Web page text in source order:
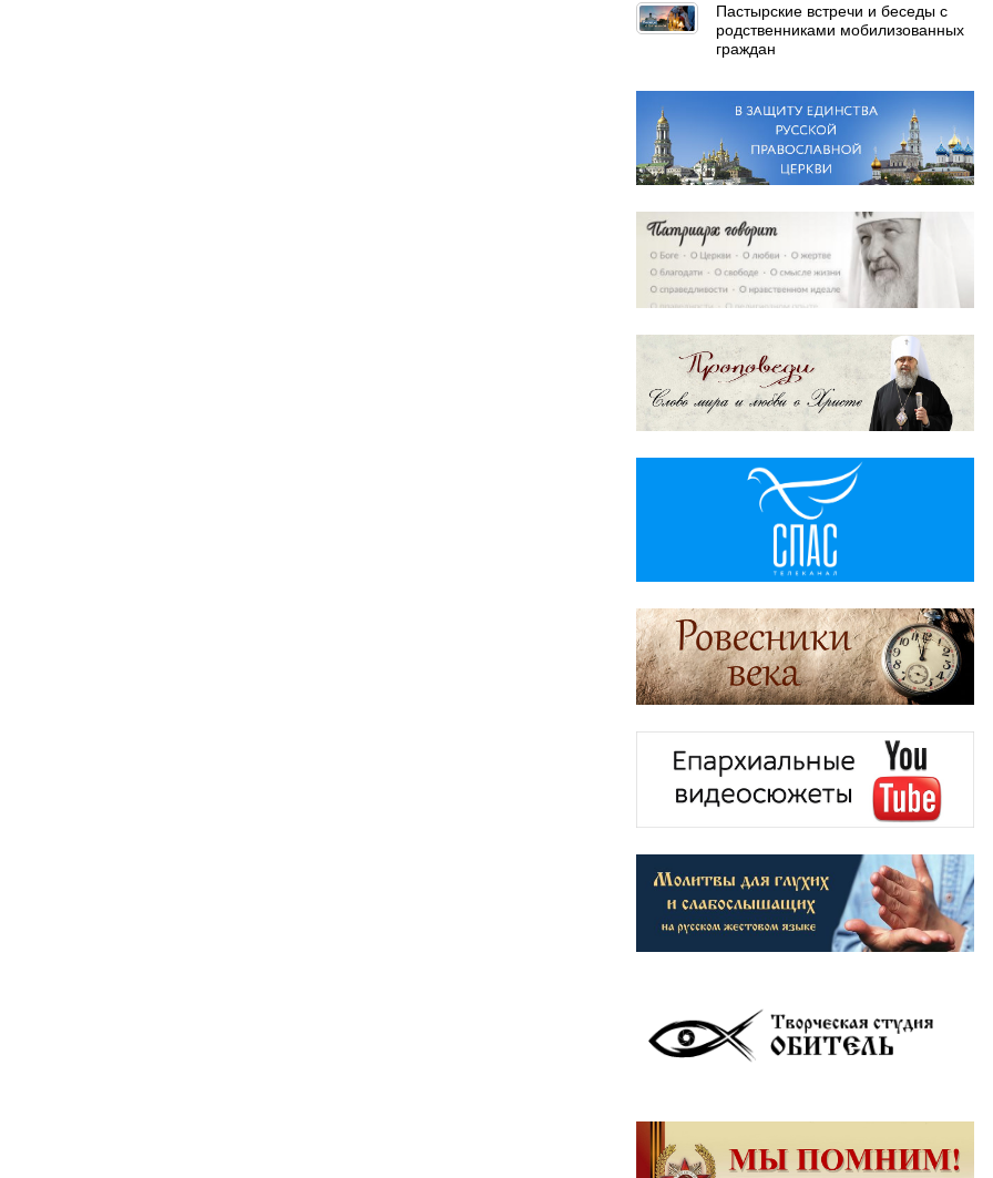
Пастырские встречи и беседы с
родственниками мобилизованных
граждан